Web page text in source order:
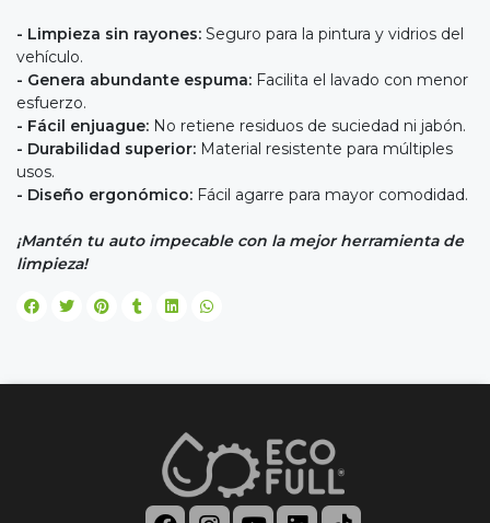
- Limpieza sin rayones: Seguro para la pintura y vidrios del
vehículo.
- Genera abundante espuma: Facilita el lavado con menor
esfuerzo.
- Fácil enjuague: No retiene residuos de suciedad ni jabón.
- Durabilidad superior: Material resistente para múltiples
usos.
- Diseño ergonómico: Fácil agarre para mayor comodidad.
¡Mantén tu auto impecable con la mejor herramienta de
limpieza!